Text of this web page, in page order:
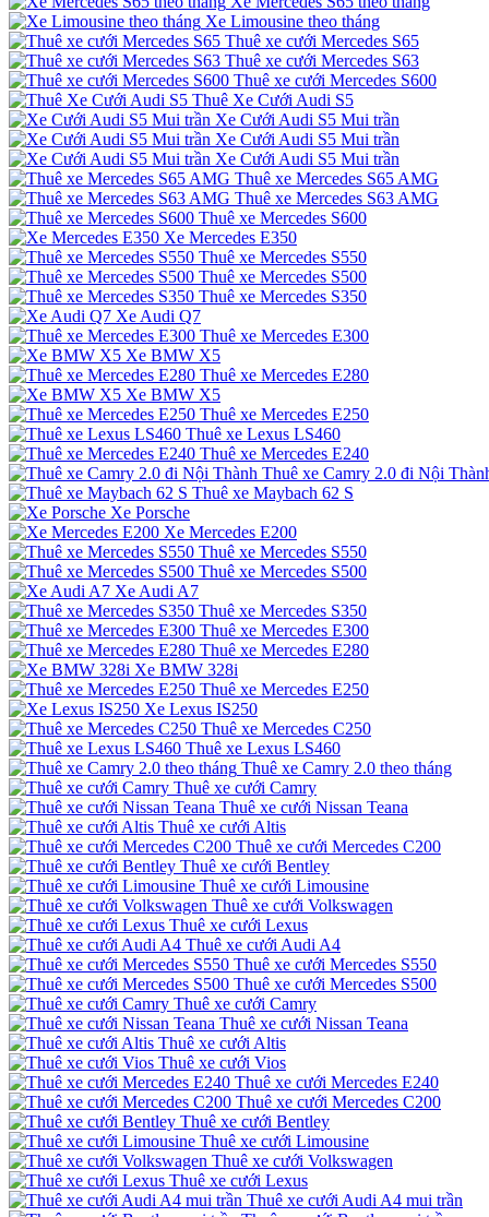
Xe Limousine theo tháng
Thuê xe cưới Mercedes S65
Thuê xe cưới Mercedes S63
Thuê xe cưới Mercedes S600
Thuê Xe Cưới Audi S5
Xe Cưới Audi S5 Mui trần
Xe Cưới Audi S5 Mui trần
Xe Cưới Audi S5 Mui trần
Thuê xe Mercedes S65 AMG
Thuê xe Mercedes S63 AMG
Thuê xe Mercedes S600
Xe Mercedes E350
Thuê xe Mercedes S550
Thuê xe Mercedes S500
Thuê xe Mercedes S350
Xe Audi Q7
Thuê xe Mercedes E300
Xe BMW X5
Thuê xe Mercedes E280
Xe BMW X5
Thuê xe Mercedes E250
Thuê xe Lexus LS460
Thuê xe Mercedes E240
Thuê xe Camry 2.0 đi Nội
Thuê xe Maybach 62 S
Xe Porsche
Xe Mercedes E200
Thuê xe Mercedes S550
Thuê xe Mercedes S500
Xe Audi A7
Thuê xe Mercedes S350
Thuê xe Mercedes E300
Thuê xe Mercedes E280
Xe BMW 328i
Thuê xe Mercedes E250
Xe Lexus IS250
Thuê xe Mercedes C250
Thuê xe Lexus LS460
Thuê xe Camry 2.0 theo tháng
Thuê xe cưới Camry
Thuê xe cưới Nissan Teana
Thuê xe cưới Altis
Thuê xe cưới Mercedes C200
Thuê xe cưới Bentley
Thuê xe cưới Limousine
Thuê xe cưới Volkswagen
Thuê xe cưới Lexus
Thuê xe cưới Audi A4
Thuê xe cưới Mercedes S550
Thuê xe cưới Mercedes S500
Thuê xe cưới Camry
Thuê xe cưới Nissan Teana
Thuê xe cưới Altis
Thuê xe cưới Vios
Thuê xe cưới Mercedes E240
Thuê xe cưới Mercedes C200
Thuê xe cưới Bentley
Thuê xe cưới Limousine
Thuê xe cưới Volkswagen
Thuê xe cưới Lexus
Thuê xe cưới Audi A4 mui trần